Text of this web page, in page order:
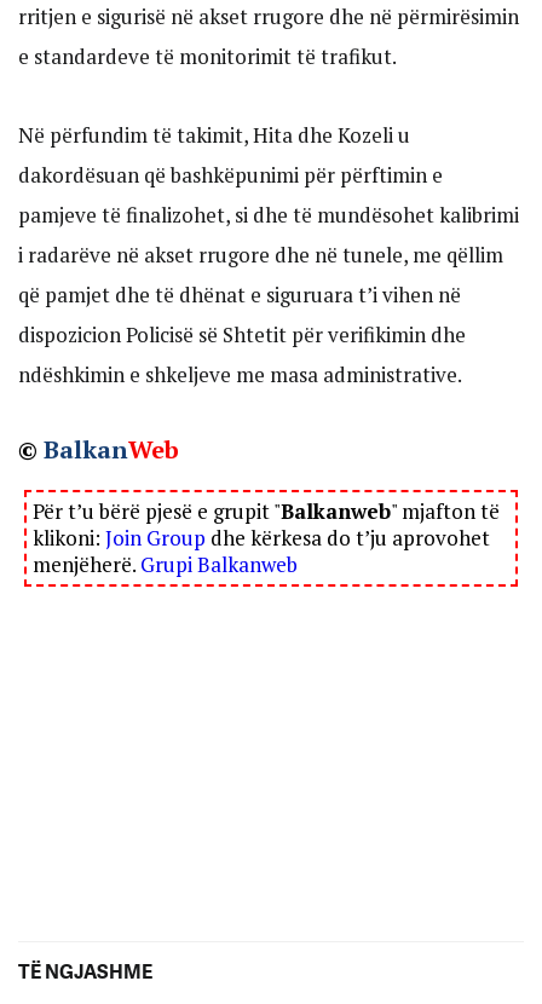
rritjen e sigurisë në akset rrugore dhe në përmirësimin
e standardeve të monitorimit të trafikut.
Në përfundim të takimit, Hita dhe Kozeli u
dakordësuan që bashkëpunimi për përftimin e
pamjeve të finalizohet, si dhe të mundësohet kalibrimi
i radarëve në akset rrugore dhe në tunele, me qëllim
që pamjet dhe të dhënat e siguruara t’i vihen në
dispozicion Policisë së Shtetit për verifikimin dhe
ndëshkimin e shkeljeve me masa administrative.
© BalkanWeb
Për t’u bërë pjesë e grupit "Balkanweb" mjafton të
klikoni: Join Group dhe kërkesa do t’ju aprovohet
menjëherë. Grupi Balkanweb
TË NGJASHME